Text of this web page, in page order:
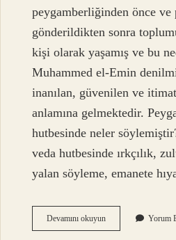
peygamberliğinden önce ve
gönderildikten sonra
kişi olarak yaşamış ve bu
Muhammed el-Emin
inanılan, güvenilen ve
anlamına gelmektedir.
hutbesinde neler
veda hutbesinde ırkçılık,
yalan söyleme, emanete
Devamını okuyunPeygamber
Efendimizin
Yorum